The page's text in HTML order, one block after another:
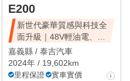
E200
新世代豪華質感與科技全
面升級｜48V輕油電、摸
門、免鑰匙
嘉義縣 / 泰吉汽車
2024年 / 19,602km
里程保證
實車實價